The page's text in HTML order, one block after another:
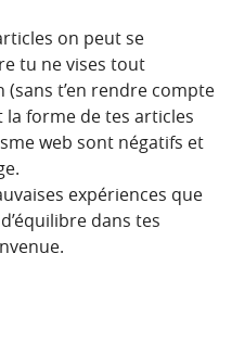
on peut se
tu ne vises tout
t’en rendre compte
la forme de tes articles
web sont négatifs et
expériences que
dans tes